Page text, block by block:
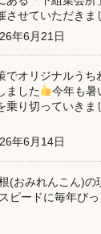
させていただきま
年6月21日
でオリジナルうち
ました
今年も暑
乗り切っていきま
年6月14日
(おみれんこん)の
ピードに毎年びっ